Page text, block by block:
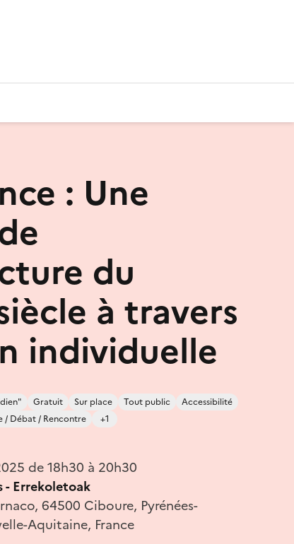
: Une
du
à travers
individuelle
Gratuit Sur place Tout public
Accessibilité
/ Débat / Rencontre +1
de 18h30 à 20h30
- Errekoletoak
64500 Ciboure, Pyrénées-
Aquitaine, France